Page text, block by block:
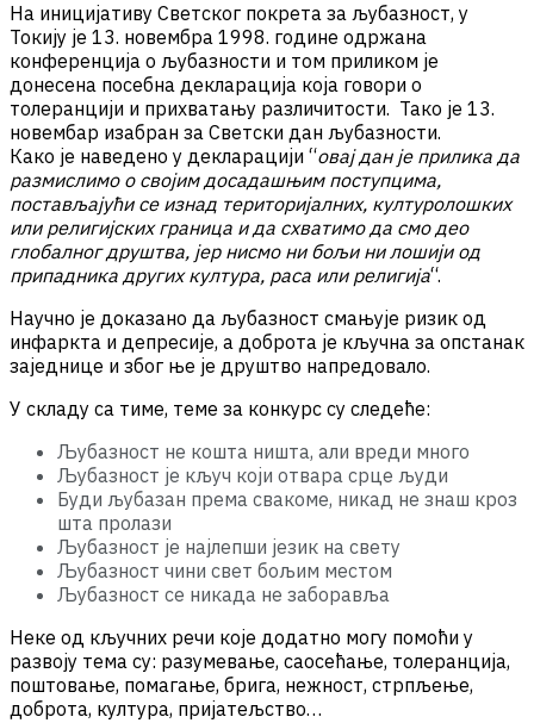
На иницијативу Светског покрета за љубазност, у
Токију је 13. новембра 1998. године одржана
конференција о љубазности и том приликом је
донесена посебна декларација која говори о
толеранцији и прихватању различитости. Тако је 13.
новембар изабран за Светски дан љубазности.
Како је наведено у декларацији “овај дан је прилика да
размислимо о својим досадашњим поступцима,
постављајући се изнад територијалних, културолошких
или религијских граница и да схватимо да смо део
глобалног друштва, јер нисмо ни бољи ни лошији од
припадника других култура, раса или религија“.
Научно је доказано да љубазност смањује ризик од
инфаркта и депресије, а доброта је кључна за опстанак
заједнице и због ње је друштво напредовало.
У складу са тиме, теме за конкурс су следеће:
Љубазност не кошта ништа, али вреди много
Љубазност је кључ који отвара срце људи
Буди љубазан према свакоме, никад не знаш кроз
шта пролази
Љубазност је најлепши језик на свету
Љубазност чини свет бољим местом
Љубазност се никада не заборавља
Неке од кључних речи које додатно могу помоћи у
развоју тема су: разумевање, саосећање, толеранција,
поштовање, помагање, брига, нежност, стрпљење,
доброта, култура, пријатељство…